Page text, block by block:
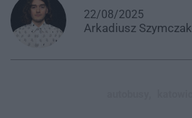
22/08/2025
Arkadiusz Szymczak